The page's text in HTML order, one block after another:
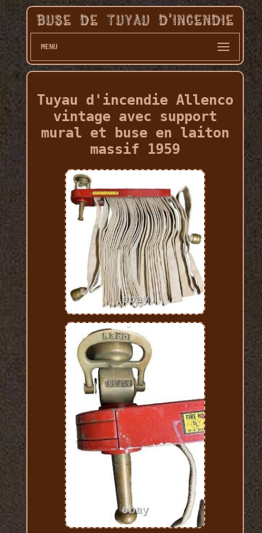
MENU
Tuyau d'incendie Allenco
vintage avec support
mural et buse en laiton
massif 1959